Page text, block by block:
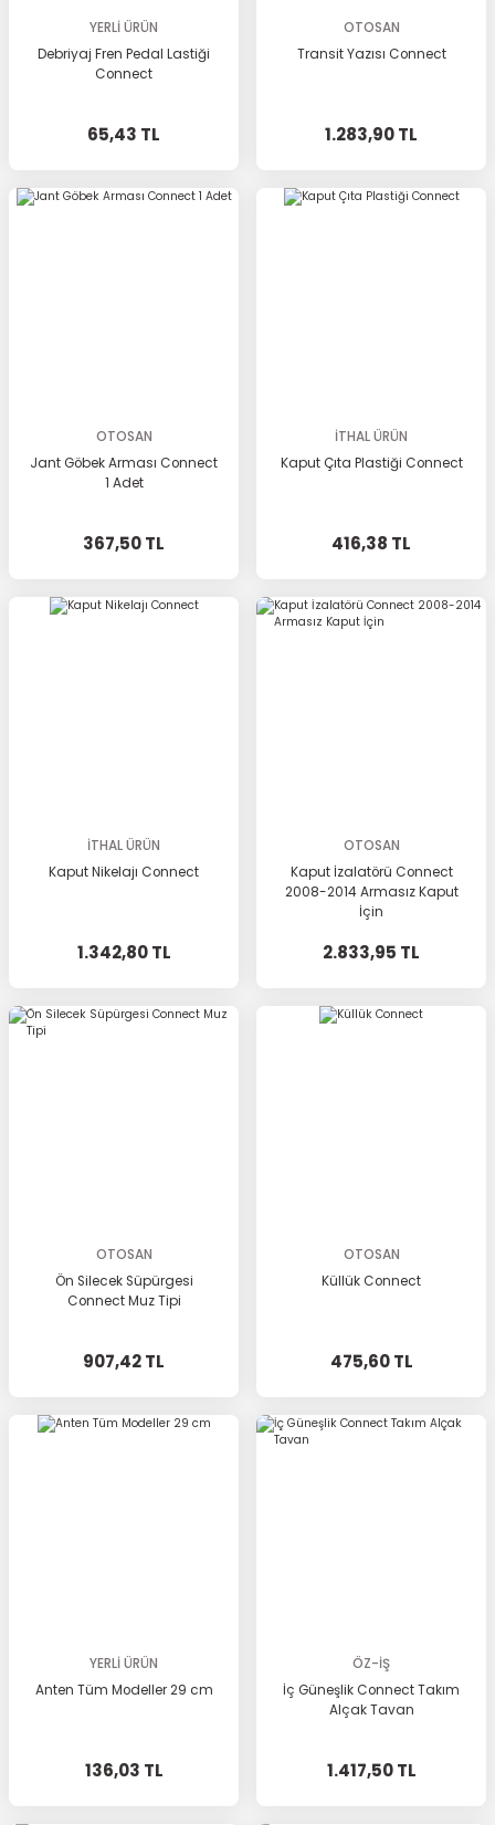
YERLİ ÜRÜN
Debriyaj Fren Pedal Lastiği
Connect
65,43 TL
OTOSAN
Transit Yazısı Connect
1.283,90 TL
OTOSAN
Jant Göbek Arması Connect
1 Adet
367,50 TL
İTHAL ÜRÜN
Kaput Çıta Plastiği Connect
416,38 TL
İTHAL ÜRÜN
Kaput Nikelajı Connect
1.342,80 TL
OTOSAN
Kaput İzalatörü Connect
2008-2014 Armasız Kaput
İçin
2.833,95 TL
OTOSAN
Ön Silecek Süpürgesi
Connect Muz Tipi
907,42 TL
OTOSAN
Küllük Connect
475,60 TL
YERLİ ÜRÜN
Anten Tüm Modeller 29 cm
136,03 TL
ÖZ-İŞ
İç Güneşlik Connect Takım
Alçak Tavan
1.417,50 TL